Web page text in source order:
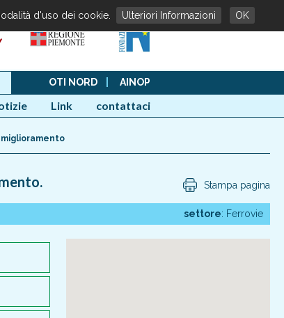
OTI NORD AINOP
Link contattaci
Stampa pagina
settore: Ferrovie
d'uso dei cookie. Ulteriori Informazioni OK